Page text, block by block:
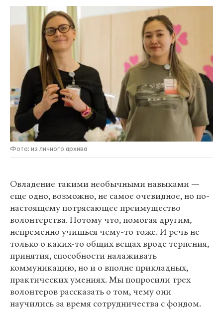
Фото: из личного архива
Овладение такими необычными навыками —
еще одно, возможно, не самое очевидное, но по-
настоящему потрясающее преимущество
волонтерства. Потому что, помогая другим,
непременно учишься чему-то тоже. И речь не
только о каких-то общих вещах вроде терпения,
принятия, способности налаживать
коммуникацию, но и о вполне прикладных,
практических умениях. Мы попросили трех
волонтеров рассказать о том, чему они
научились за время сотрудничества с фондом.